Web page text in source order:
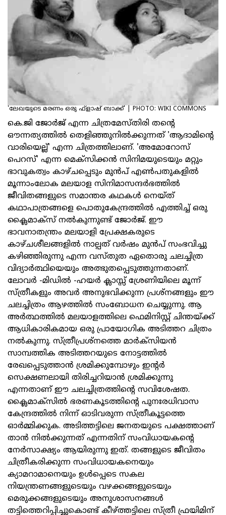
'ലേഖയുടെ മരണം ഒരു ഫ്‌ളാഷ് ബാക്ക്' | PHOTO: WIKI COMMONS
കെ.ജി ജോര്‍ജ് എന്ന ചിത്രമേസ്തിരി തന്റെ
ഔന്നത്യത്തില്‍ തെളിഞ്ഞുനില്‍ക്കുന്നത് 'ആദാമിന്റെ
വാരിയെല്ല്' എന്ന ചിത്രത്തിലാണ്. 'അമോറോസ്
പെറസ്' എന്ന മെക്‌സിക്കന്‍ സിനിമയുടെയും മറ്റും
ഭാവുകത്വം കാഴ്ചപ്പെടും മുന്‍പ് എണ്‍പതുകളില്‍
മൂന്നാംലോക മലയാള സിനിമാസന്ദര്‍ഭത്തില്‍
ജീവിതങ്ങളുടെ സമാന്തര കഥകള്‍ നെയ്ത്
കഥാപാത്രങ്ങളെ പൊതുകേന്ദ്രത്തില്‍ എത്തിച്ച് ഒരു
ക്ലൈമാക്‌സ് നല്‍കുന്നുണ്ട് ജോര്‍ജ്. ഈ
ഭാവനാതന്ത്രം മലയാളി പ്രേക്ഷകരുടെ
കാഴ്ചശീലങ്ങളില്‍ നാല്പത് വര്‍ഷം മുന്‍പ് സംഭവിച്ചു
കഴിഞ്ഞിരുന്നു എന്ന വസ്തുത ഏതൊരു ചലച്ചിത്ര
വിദ്യാര്‍ത്ഥിയെയും അത്ഭുതപ്പെടുത്തുന്നതാണ്.
ലോവര്‍ -മിഡില്‍ -ഹയര്‍ ക്ലാസ്സ് ശ്രേണിയിലെ മൂന്ന്
സ്ത്രീകളും അവര്‍ അനുഭവിക്കുന്ന പ്രശ്‌നങ്ങളും ഈ
ചലച്ചിത്രം ആഴത്തില്‍ സംബോധന ചെയ്യുന്നു. ആ
അര്‍ത്ഥത്തില്‍ മലയാളത്തിലെ ഫെമിനിസ്റ്റ് ചിന്തയ്ക്ക്
ആധികാരികമായ ഒരു പ്രായോഗിക അടിത്തറ ചിത്രം
നല്‍കുന്നു. സ്ത്രീപ്രശ്നത്തെ മാര്‍ക്‌സിയന്‍
സാമ്പത്തിക അടിത്തറയുടെ നോട്ടത്തില്‍
രേഖപ്പെടുത്താന്‍ ശ്രമിക്കുമ്പോഴും ഇന്റര്‍
സെക്ഷണലായി തിരിച്ചറിയാന്‍ ശ്രമിക്കുന്നു
എന്നതാണ് ഈ ചലച്ചിത്രത്തിന്റെ സവിശേഷത.
ക്ലൈമാക്‌സില്‍ ഭരണകൂടത്തിന്റെ പുനഃരധിവാസ
കേന്ദ്രത്തില്‍ നിന്ന് ഓടിവരുന്ന സ്ത്രീകൂട്ടത്തെ
ഓര്‍മ്മിക്കുക. അടിത്തട്ടിലെ ജനതയുടെ പക്ഷത്താണ്
താന്‍ നില്‍ക്കുന്നത് എന്നതിന് സംവിധായകന്റെ
നേര്‍സാക്ഷ്യം ആയിരുന്നു ഇത്. തങ്ങളുടെ ജീവിതം
ചിത്രീകരിക്കുന്ന സംവിധായകനെയും
ക്യാമറാമാനെയും ഉള്‍പ്പെടെ സകല
നിയന്ത്രണങ്ങളുടെയും വഴക്കങ്ങളുടെയും
മെരുക്കങ്ങളുടെയും അനുശാസനങ്ങള്‍
തട്ടിത്തെറിപ്പിച്ചുകൊണ്ട് കീഴ്ത്തട്ടിലെ സ്ത്രീ ഫ്രയിമിന്